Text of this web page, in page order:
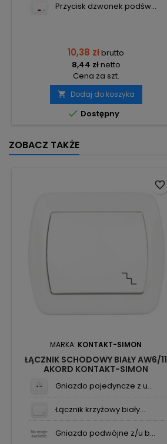
Przycisk dzwonek podśw...
10,38 złbrutto
8,44 złnetto
Cena za szt.
 Dodaj do koszyka
 Dostępny
ZOBACZ TAKŻE
MARKA: KONTAKT-SIMON
ŁĄCZNIK SCHODOWY BIAŁY AW6/11
AKORD KONTAKT-SIMON
Gniazdo pojedyncze z u...
Łącznik krzyżowy biały...
Gniazdo podwójne z/u b...
favorite_border